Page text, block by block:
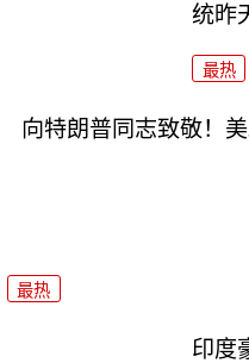
统昨
最热
向特朗普同志致敬！
最热
印度